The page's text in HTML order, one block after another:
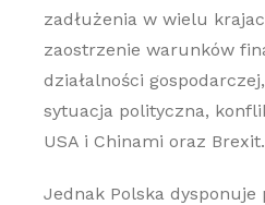
zadłużenia w wielu
zaostrzenie warunków
działalności
sytuacja polityczna,
USA i Chinami oraz Brexit.
Jednak Polska